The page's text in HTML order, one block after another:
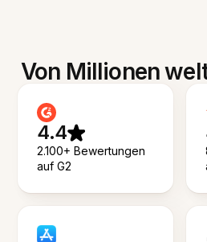
Von Millionen
4.4
2.100+ Bewertungen
auf G2